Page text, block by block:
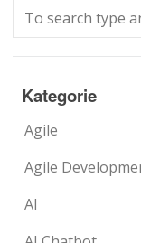
Kategorie
Agile
Agile
AI